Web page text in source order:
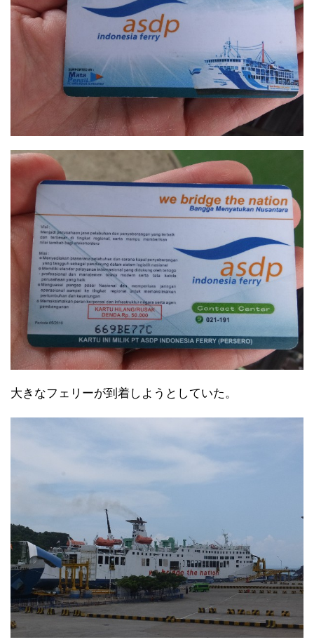
大きなフェリーが到着しようとしていた。